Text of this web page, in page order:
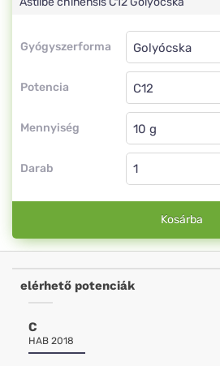
Gyógyszerforma
Gyógyszerforma
Potencia
Golyócska
C12
Mennyiség
Golyócska
Darab
Kosárba
elérhető potenciák
C
HAB 2018